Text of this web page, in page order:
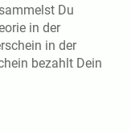
Du
in der
in der
bezahlt Dein